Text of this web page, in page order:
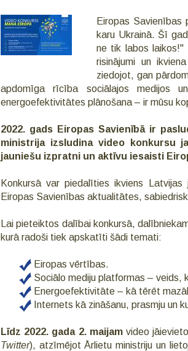
Eiropas Savienības
karu Ukrainā. Šī
ne tik labos laikos!"
risinājumi un
ziedojot, gan
apdomīga rīcība sociālajos medijos
energoefektivitātes plānošana – ir mūsu
2022. gads Eiropas Savienībā ir
ministrija izsludina video konkursu
jauniešu izpratni un aktīvu iesaisti
Konkursā var piedalīties ikviens
Eiropas Savienības aktualitātes,
Lai pieteiktos dalībai konkursā,
kurā radoši tiek apskatīti šādi temati:
Eiropas vērtības.
Sociālo mediju platformas – veids,
Energoefektivitāte – kā tērēt
Internets kā zināšanu, prasmju un
Līdz 2022. gada 2. maijamvideo
Twitter), atzīmējot Ārlietu ministriju un